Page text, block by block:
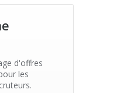
d'offres
les